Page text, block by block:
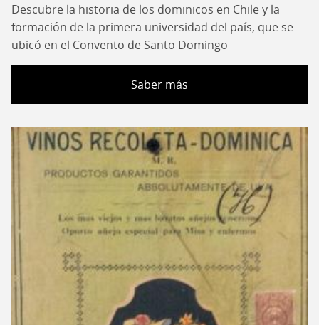
Descubre la historia de los dominicos en Chile y la
formación de la primera universidad del país, que se
ubicó en el Convento de Santo Domingo
Saber más